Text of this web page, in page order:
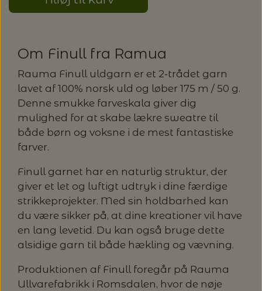
POMP STITCH - BRODERI - SPAR 30-35%
PÅ ALLE KITS
SPAR 40% - GLERUPS STØVLER BØRN (STR.
PERMIN: SPAR 30% PÅ ALLE
JULEBRODERIER
BALDYRE: UDVALGTE BRODERIER - SPAR
20%
PASCUALI
RAUMA GARN
PERMIN
SOMMERGARN
MY FAVOURITE THINGS KNITWEAR
ODD ROW
OTHER LOOPS
RAUMA
SUSIE HAUMANN
MASKEWIRES
MÅLEBÅND / PINDEMÅLERE
OPSKRIFTHOLDER FRA KNITPRO -
SAKSE
STRIKKE- OG SYNÅLE
SYTRÅD
TRYKLÅSE
Om Finull fra Ramua
Rauma Finull uldgarn er et 2-trådet garn
lavet af 100% norsk uld og løber 175 m / 50 g.
Denne smukke farveskala giver dig
mulighed for at skabe lækre sweatre til
både børn og voksne i de mest fantastiske
farver.
Finull garnet har en naturlig struktur, der
giver et let og luftigt udtryk i dine færdige
strikkeprojekter. Med sin holdbarhed kan
du være sikker på, at dine kreationer vil have
en lang levetid. Du kan også bruge dette
alsidige garn til både hækling og vævning.
Produktionen af Finull foregår på Rauma
Ullvarefabrikk i Romsdalen, hvor de nøje